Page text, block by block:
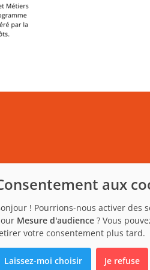
aux
! Pourrions-nous activer des
Mesure d'audience ? Vous
votre consentement plus tard.
Laissez-moi choisir Je refuse